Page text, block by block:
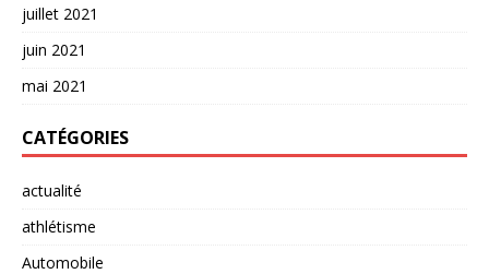
juillet 2021
juin 2021
mai 2021
CATÉGORIES
actualité
athlétisme
Automobile